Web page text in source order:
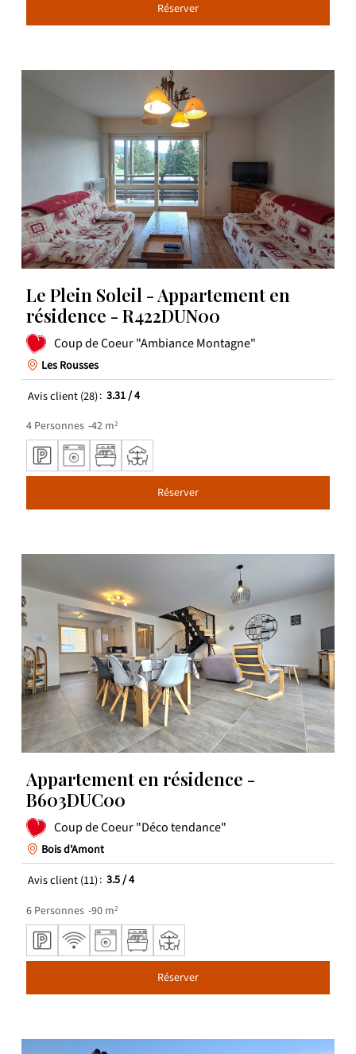
Réserver
Le Plein Soleil - Appartement en
résidence - R422DUN00
Coup de Coeur "Ambiance Montagne"
Les Rousses
Avis client(28) 3.31/ 4
4 Personnes 42 m²
Réserver
Appartement en résidence -
B603DUC00
Coup de Coeur "Déco tendance"
Bois d'Amont
Avis client(11) 3.5/ 4
6 Personnes 90 m²
Réserver